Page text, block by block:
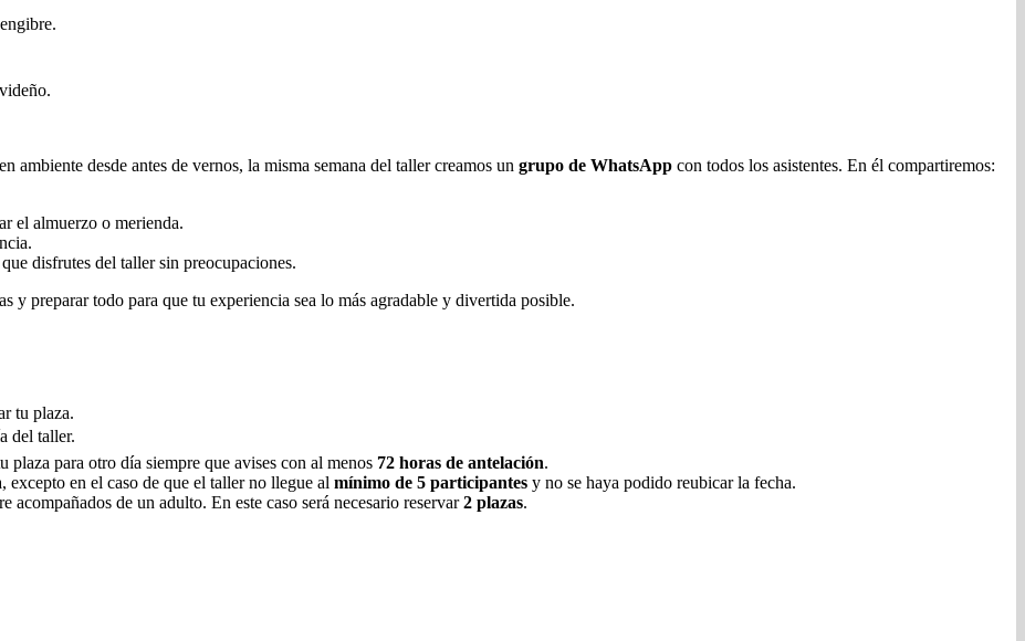
ambiente desde antes de vernos, la misma semana del taller creamos un grupo de WhatsApp con todos los asistentes. En él compartiremos:
el almuerzo o merienda.
disfrutes del taller sin preocupaciones.
y preparar todo para que tu experiencia sea lo más agradable y divertida posible.
tu plaza.
del taller.
plaza para otro día siempre que avises con al menos 72 horas de antelación.
en el caso de que el taller no llegue al mínimo de 5 participantes y no se haya podido reubicar la fecha.
acompañados de un adulto. En este caso será necesario reservar2 plazas.